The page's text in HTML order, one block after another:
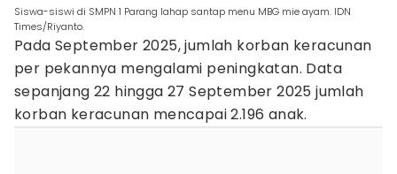
Siswa-siswi di SMPN 1 Parang lahap santap menu MBG mie ayam. IDN
Times/Riyanto.
Pada September 2025, jumlah korban keracunan
per pekannya mengalami peningkatan. Data
sepanjang 22 hingga 27 September 2025 jumlah
korban keracunan mencapai 2.196 anak.